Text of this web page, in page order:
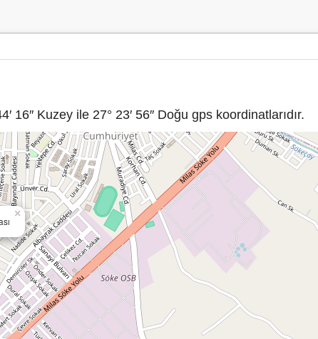
16″ Kuzey ile 27° 23′ 56″ Doğu gps koordinatlarıdır.
×